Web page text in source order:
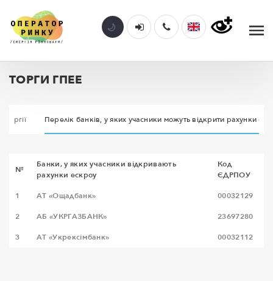
ТОРГИ ГПЕЕ
Перелік банків, у яких учасники можуть відкрити рахунки
№
Банки, у яких учасники відкривають
рахунки ескроу
Код
ЄДРПОУ
1 АТ «Ощадбанк» 00032129
2 АБ «УКРГАЗБАНК» 23697280
3 АТ «Укрексімбанк» 00032112